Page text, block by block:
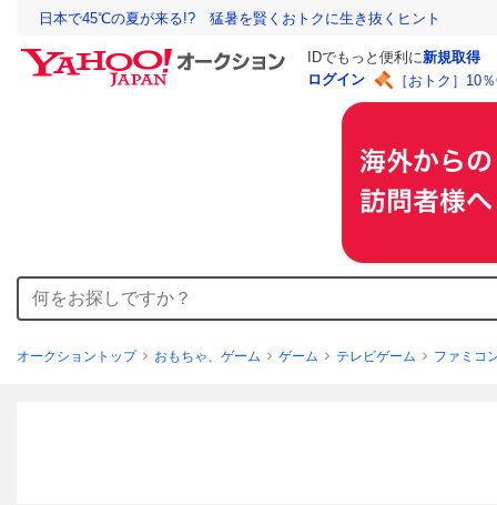
日本で45℃の夏が来る!? 猛暑を賢くおトクに生き抜くヒント
IDでもっと便利に新規取得
ログイン
［おトク］10
オークショントップ おもちゃ、ゲーム ゲーム テレビゲーム ファミコ